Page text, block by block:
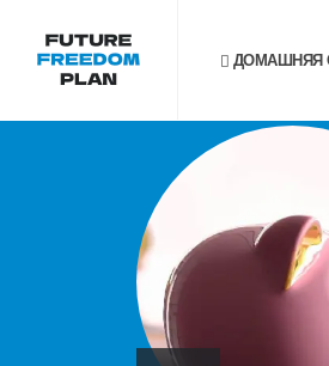
ДОМАШНЯЯ